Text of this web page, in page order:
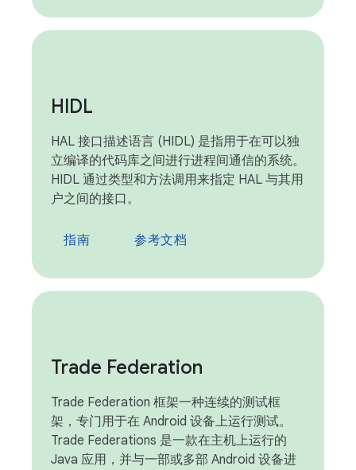
HIDL
HAL 接口描述语言 (HIDL) 是指用于在可以独
立编译的代码库之间进行进程间通信的系统。
HIDL 通过类型和方法调用来指定 HAL 与其用
户之间的接口。
指南 参考文档
Trade Federation
Trade Federation 框架一种连续的测试框
架，专门用于在 Android 设备上运行测试。
Trade Federations 是一款在主机上运行的
Java 应用，并与一部或多部 Android 设备进